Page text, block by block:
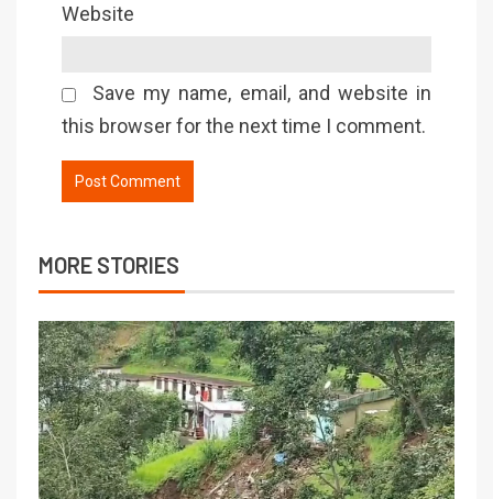
Website
Save my name, email, and website in
this browser for the next time I comment.
MORE STORIES